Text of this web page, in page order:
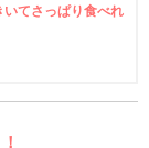
てさっぱり食べれ